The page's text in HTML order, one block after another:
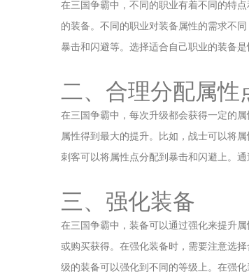
在三国争霸中，不同的职业有着不同的特
的装备。不同的职业对装备属性的需求不
暴击和闪避等。选择适合自己职业的装备是
二、合理分配属性
在三国争霸中，每次升级都会获得一定的
属性得到最大的提升。比如，战士可以将
刺客可以将属性点分配到暴击和闪避上。
三、强化装备
在三国争霸中，装备可以通过强化来提升
或购买获得。在强化装备时，需要注意选
级的装备可以强化到不同的等级上。在强